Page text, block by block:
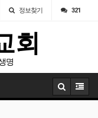
정보찾기 321
회
명